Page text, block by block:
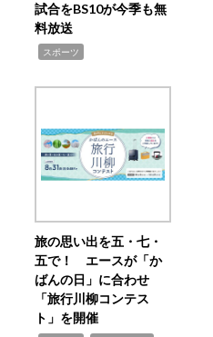
試合をBS10が今季も無
料放送
スポーツ
旅の思い出を五・七・
五で！ エースが「か
ばんの日」に合わせ
「旅行川柳コンテス
ト」を開催